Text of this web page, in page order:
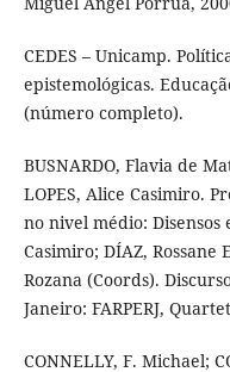
CEDES – Unicamp.
epistemológicas.
(número completo).
BUSNARDO, Flavia de
LOPES, Alice Casimiro.
no nivel médio: Disensos
Casimiro; DÍAZ, Rossane
Rozana (Coords).
Janeiro: FARPERJ,
CONNELLY, F. Michael;